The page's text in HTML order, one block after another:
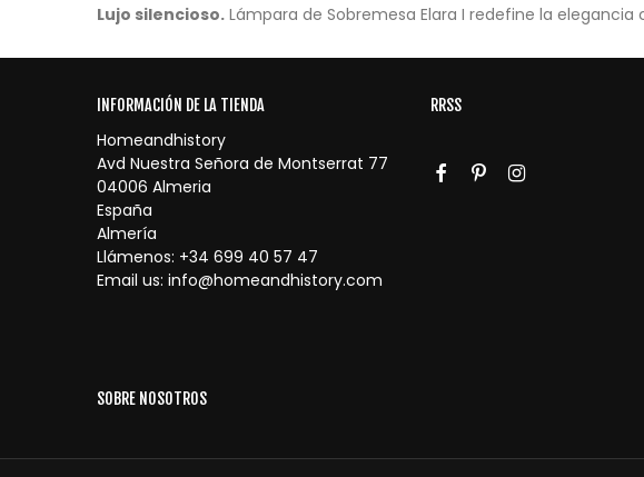
Lujo silencioso. Lámpara de Sobremesa Elara I redefine la
INFORMACIÓN DE LA TIENDA
Homeandhistory
Avd Nuestra Señora de Montserrat 77
04006 Almeria
España
Almería
Llámenos: +34 699 40 57 47
Email us: info@homeandhistory.com
RRSS
SOBRE NOSOTROS